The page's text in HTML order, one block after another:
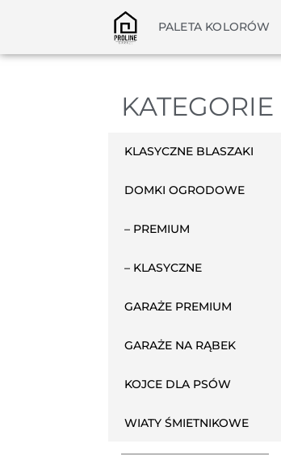
PALETA KOLORÓW
KATEGORIE
KLASYCZNE BLASZAKI
DOMKI OGRODOWE
– PREMIUM
– KLASYCZNE
GARAŻE PREMIUM
GARAŻE NA RĄBEK
KOJCE DLA PSÓW
WIATY ŚMIETNIKOWE